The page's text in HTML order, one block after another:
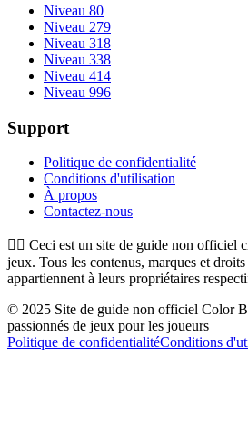
Niveau 80
Niveau 279
Niveau 318
Niveau 338
Niveau 414
Niveau 996
Support
Politique de confidentialité
Conditions d'utilisation
À propos
Contactez-nous
👉🏻 Ceci est un site de guide non officiel
jeux. Tous les contenus, marques et
appartiennent à leurs propriétaires
© 2025 Site de guide non officiel Color
passionnés de jeux pour les joueurs
Politique de confidentialitéConditions